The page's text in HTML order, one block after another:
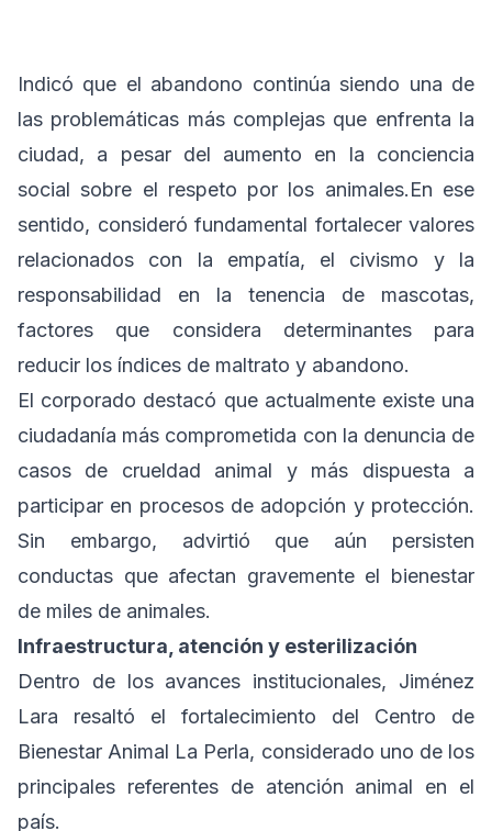
Indicó que el abandono continúa siendo una de
las problemáticas más complejas que enfrenta la
ciudad, a pesar del aumento en la conciencia
social sobre el respeto por los animales.En ese
sentido, consideró fundamental fortalecer valores
relacionados con la empatía, el civismo y la
responsabilidad en la tenencia de mascotas,
factores que considera determinantes para
reducir los índices de maltrato y abandono.
El corporado destacó que actualmente existe una
ciudadanía más comprometida con la denuncia de
casos de crueldad animal y más dispuesta a
participar en procesos de adopción y protección.
Sin embargo, advirtió que aún persisten
conductas que afectan gravemente el bienestar
de miles de animales.
Infraestructura, atención y esterilización
Dentro de los avances institucionales, Jiménez
Lara resaltó el fortalecimiento del Centro de
Bienestar Animal La Perla, considerado uno de los
principales referentes de atención animal en el
país.